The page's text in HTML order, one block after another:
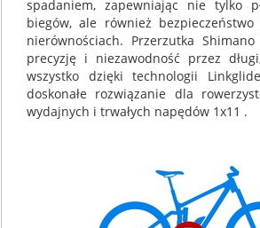
spadaniem, zapewniając nie tylko
biegów, ale również
nierównościach. Przerzutka
precyzję i niezawodność przez
wszystko dzięki technologii
doskonałe rozwiązanie dla
wydajnych i trwałych napędów 1x11 .